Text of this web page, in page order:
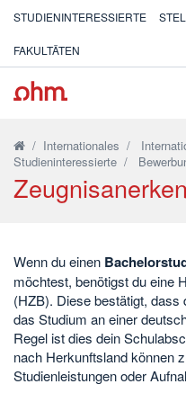
STUDIENINTERESSIERTE
FAKULTÄTEN
/ Internationales /
Studieninteressierte /
Wenn du einen
möchtest, benötigst du eine
(HZB). Diese bestätigt, dass
das Studium an einer
Regel ist dies dein
nach Herkunftsland können
Studienleistungen oder